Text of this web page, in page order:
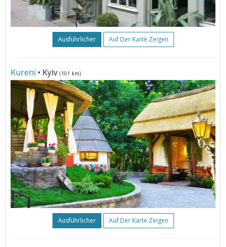
Ausführlicher Auf Der Karte Zeigen
Kureni • Kyiv (101 km)
Ausführlicher Auf Der Karte Zeigen